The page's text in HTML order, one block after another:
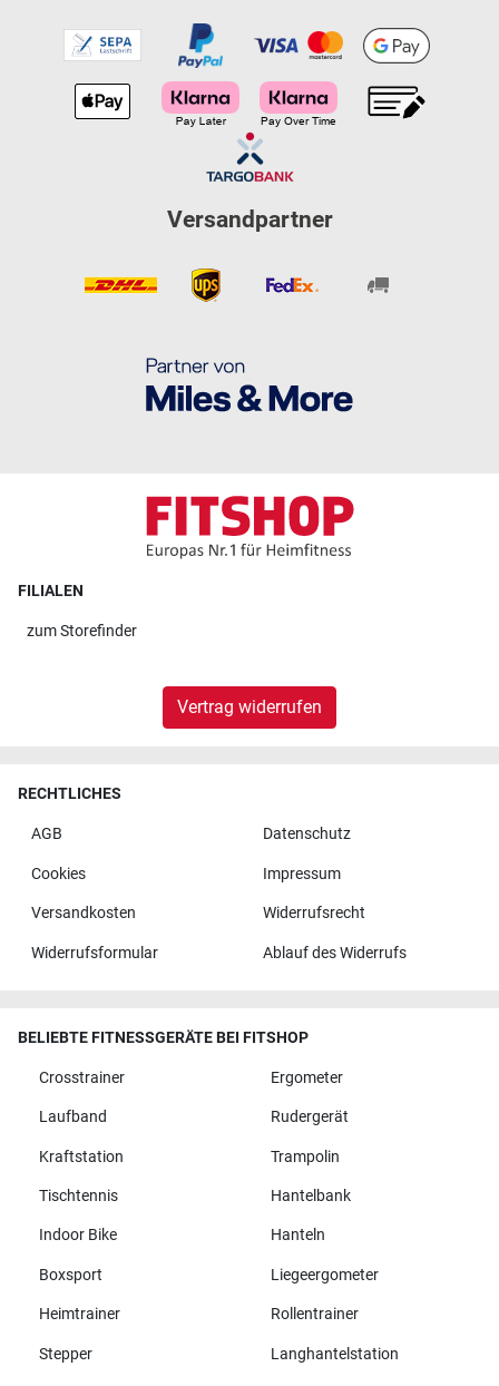
Versandpartner
FILIALEN
zumStorefinder
Vertrag widerrufen
RECHTLICHES
AGB Datenschutz
Cookies Impressum
Versandkosten Widerrufsrecht
Widerrufsformular Ablauf des Widerrufs
BELIEBTE FITNESSGERÄTE BEI FITSHOP
Crosstrainer Ergometer
Laufband Rudergerät
Kraftstation Trampolin
Tischtennis Hantelbank
Indoor Bike Hanteln
Boxsport Liegeergometer
Heimtrainer Rollentrainer
Stepper Langhantelstation